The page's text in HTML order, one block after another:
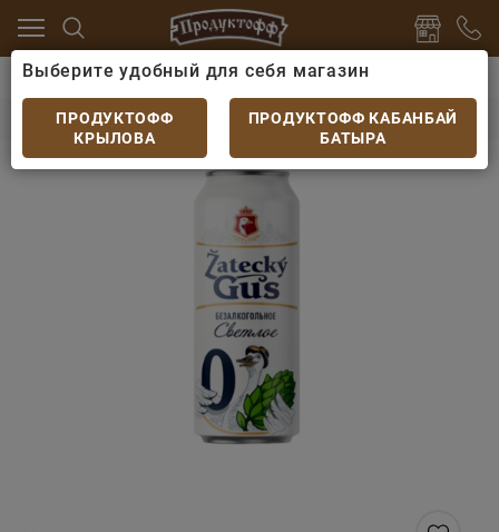
Пиво из Казахстана
Пиво Жатецкий Гусь №0
Пиво Жатецкий Гусь №0 безалк 0,45 ж/б
Выберите удобный для себя магазин
ПРОДУКТОФФ
КРЫЛОВА
ПРОДУКТОФФ КАБАНБАЙ
БАТЫРА